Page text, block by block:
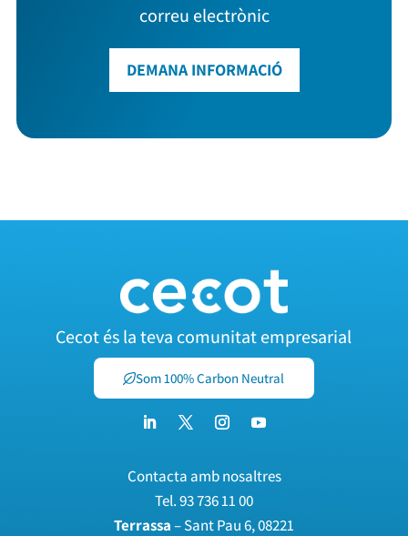
correu electrònic
DEMANA INFORMACIÓ
Cecot és la teva comunitat empresarial
Som 100% Carbon Neutral
Contacta amb nosaltres
Tel.93 736 11 00
Terrassa– Sant Pau 6, 08221